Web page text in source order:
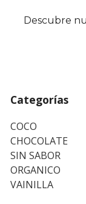
Descubre
Categorías
COCO
CHOCOLATE
SIN SABOR
ORGANICO
VAINILLA